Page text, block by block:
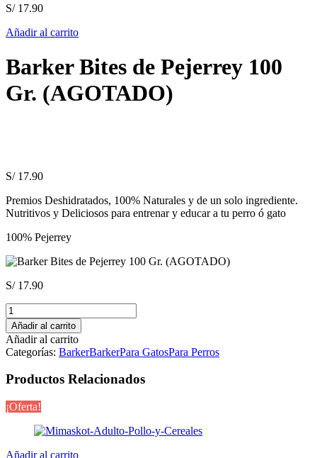
S/17.90
Añadir al carrito
Barker Bites de Pejerrey 100
Gr. (AGOTADO)
S/17.90
Premios Deshidratados, 100% Naturales y de un solo ingrediente.
Nutritivos y Deliciosos para entrenar y educar a tu perro ó gato
100% Pejerrey
S/17.90
Barker
Bites
de
Pejerrey
100
Gr.
(AGOTADO)
cantidad
Añadir al carrito
Añadir al carrito
Categorías: BarkerBarkerPara GatosPara Perros
Productos Relacionados
¡Oferta!
Añadir al carrito